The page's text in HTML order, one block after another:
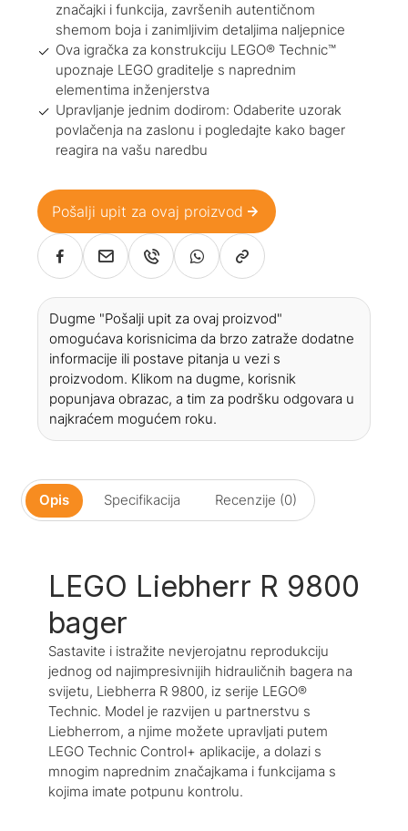
značajki i funkcija, završenih autentičnom
shemom boja i zanimljivim detaljima naljepnice
Ova igračka za konstrukciju LEGO® Technic™
upoznaje LEGO graditelje s naprednim
elementima inženjerstva
Upravljanje jednim dodirom: Odaberite uzorak
povlačenja na zaslonu i pogledajte kako bager
reagira na vašu naredbu
Pošalji upit za ovaj proizvod
Dugme "Pošalji upit za ovaj proizvod"
omogućava korisnicima da brzo zatraže dodatne
informacije ili postave pitanja u vezi s
proizvodom. Klikom na dugme, korisnik
popunjava obrazac, a tim za podršku odgovara u
najkraćem mogućem roku.
Opis Specifikacija Recenzije (0)
LEGO Liebherr R 9800
bager
Sastavite i istražite nevjerojatnu reprodukciju
jednog od najimpresivnijih hidrauličnih bagera na
svijetu, Liebherra R 9800, iz serije LEGO®
Technic. Model je razvijen u partnerstvu s
Liebherrom, a njime možete upravljati putem
LEGO Technic Control+ aplikacije, a dolazi s
mnogim naprednim značajkama i funkcijama s
kojima imate potpunu kontrolu.